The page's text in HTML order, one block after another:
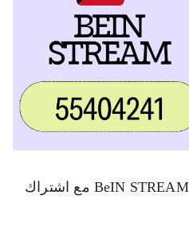
توصيل جهاز بي ان ستريم BeIN STREAM مع اشتراك